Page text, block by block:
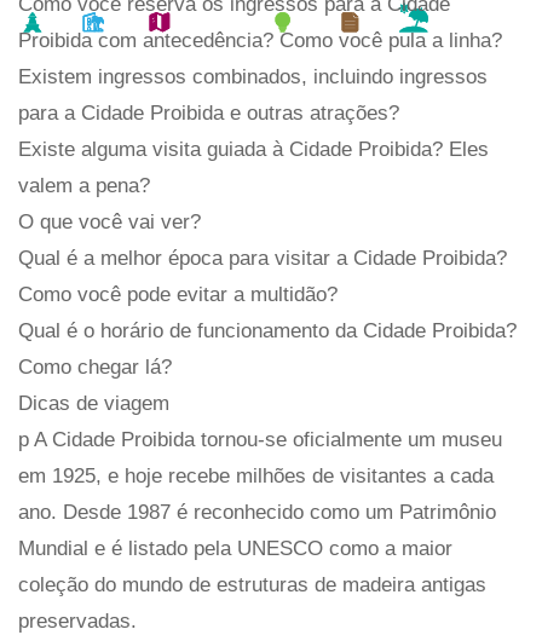
Proibida com antecedência? Como você pula a linha?
Existem ingressos combinados, incluindo ingressos
para a Cidade Proibida e outras atrações?
Existe alguma visita guiada à Cidade Proibida? Eles
valem a pena?
O que você vai ver?
Qual é a melhor época para visitar a Cidade Proibida?
Como você pode evitar a multidão?
Qual é o horário de funcionamento da Cidade Proibida?
Como chegar lá?
Dicas de viagem
p A Cidade Proibida tornou-se oficialmente um museu
em 1925, e hoje recebe milhões de visitantes a cada
ano. Desde 1987 é reconhecido como um Patrimônio
Mundial e é listado pela UNESCO como a maior
coleção do mundo de estruturas de madeira antigas
preservadas.